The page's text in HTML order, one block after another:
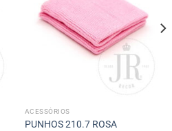
ACESSÓRIOS
PUNHOS 210.7 ROSA